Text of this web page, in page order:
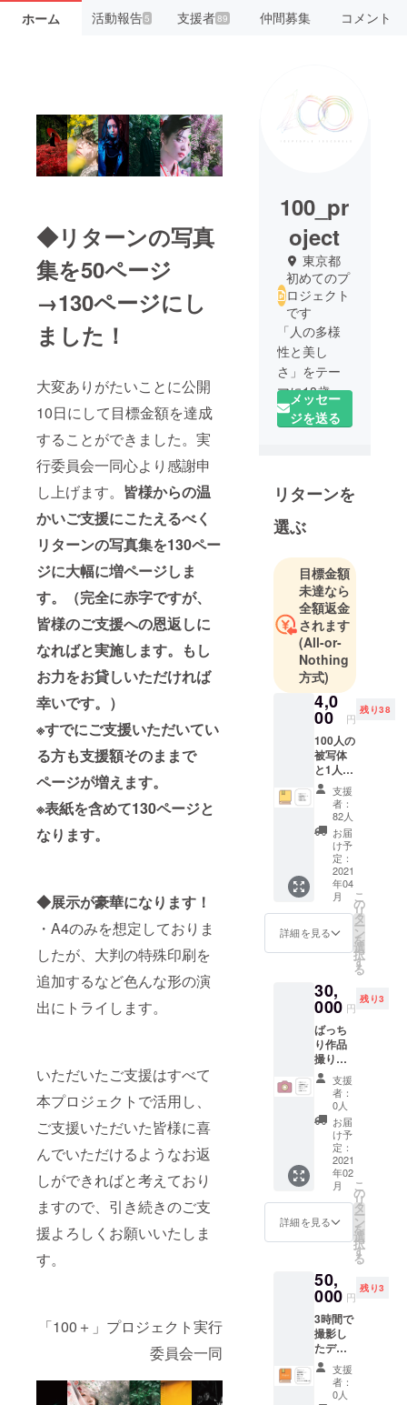
ホーム 活動報告5 支援者89 仲間募集 コメント
◆リターンの写真
集を50ページ
→130ページにし
ました！
大変ありがたいことに公開
10日にして目標金額を達成
することができました。実
行委員会一同心より感謝申
し上げます。 皆様からの温
かいご支援にこたえるべく
リターンの写真集を130ペー
ジに大幅に増ページしま
す。（完全に赤字ですが、
皆様のご支援への恩返しに
なればと実施します。もし
お力をお貸しいただければ
幸いです。）
※すでにご支援いただいてい
る方も支援額そのままで
ページが増えます。
※表紙を含めて130ページと
なります。
◆展示が豪華になります！
・A4のみを想定しておりま
したが、大判の特殊印刷を
追加するなど色んな形の演
出にトライします。
いただいたご支援はすべて
本プロジェクトで活用し、
ご支援いただいた皆様に喜
んでいただけるようなお返
しができればと考えており
ますので、引き続きのご支
援よろしくお願いいたしま
す。
「100＋」プロジェクト実行
委員会一同
100_pr
oject
東京都
初めてのプ
ロジェクト
です
「人の多様
性と美し
さ」をテー
マに18歳の
時、病気で
片目の視力
ファーと100
が一緒に
を制作。今
回、制作作
品の展示
会、作品集
制作のため
にクラウド
ファンディ
ングに挑戦
します。10
万枚以上の
写真から選
んだ最高100
枚をお届け
します。
メッセー
ジを送る
リターンを
選ぶ
目標金額
未達なら
全額返金
されます
(All-or-
Nothing
方式)
4,0
00 円
残り38
100人の
被写体
と1人の
フォト
グラ
ファー
で作る
写真集
「100+
」で
す。遠
方にい
らっ
しゃる
方はぜ
ひお手
ていた
だけれ
ば嬉し
いで
す！ ・
写真集
（A4サ
イズ
50P ソ
フトカ
バー フ
ルカ
ラー）1
冊で
す。 ・
サポー
トメン
お名前
の記載
をいた
しま
す。 ・
お礼の
メール
＋企画
展の報
支援
者：
82人
お届
け予
定：
2021
年04
月
詳細を見る
こ
の
リ
タ
ー
ン
を
選
択
す
る
30,
000 円
残り3
ばっち
り作品
撮りを
したい
方はぜ
ひこち
らのプ
ランを
お試し
くださ
い！ ・
撮影2～
3時間
120カッ
ト（jpg
撮って
し）
20枚レ
タッチ
版を
データ
でお渡
ししま
す。 ※
撮れ高
支援
者：
0人
お届
け予
定：
2021
年02
月
詳細を見る
こ
の
リ
タ
ー
ン
を
選
択
す
る
50,
000 円
残り3
3時間で
撮影し
たデー
タを元
にあな
ただけ
支援
者：
0人